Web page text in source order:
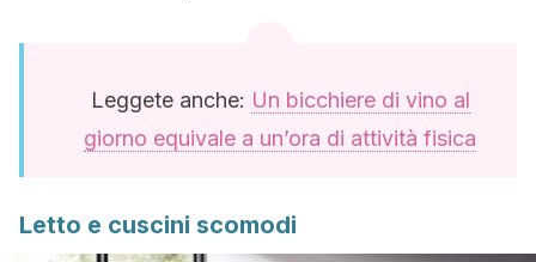
Leggete anche: Un bicchiere di vino al
giorno equivale a un’ora di attività fisica
Letto e cuscini scomodi